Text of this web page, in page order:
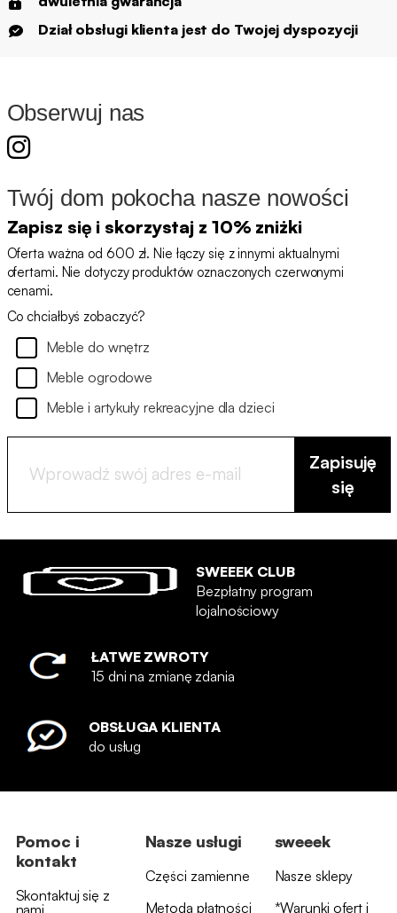
Dział obsługi klienta jest do Twojej dyspozycji
Obserwuj nas
Twój dom pokocha nasze nowości
Zapisz się i skorzystaj z 10% zniżki
Oferta ważna od 600 zł. Nie łączy się z innymi aktualnymi
ofertami. Nie dotyczy produktów oznaczonych czerwonymi
cenami.
Co chciałbyś zobaczyć?
Meble do wnętrz
Meble ogrodowe
Meble i artykuły rekreacyjne dla dzieci
Zapisuję
się
SWEEEK CLUB
Bezpłatny program
lojalnościowy
ŁATWE ZWROTY
15 dni na zmianę zdania
OBSŁUGA KLIENTA
do usług
Pomoc i
kontakt
Skontaktuj się z
nami
Nasze usługi
Części zamienne
Metoda płatności
sweeek
Nasze sklepy
*Warunki ofert i